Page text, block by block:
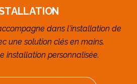
dans l'installation de
une solution clés en mains.
installation personnalisée.